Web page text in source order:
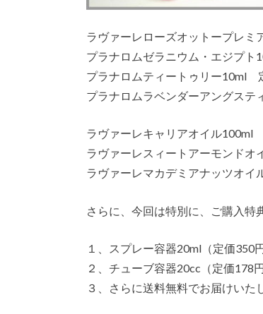
ラヴァーレローズオットープレミ
プラナロムゼラニウム・エジプ
プラナロムティートゥリー10ml
プラナロムラベンダーアングス
ラヴァーレキャリアオイル100ml
ラヴァーレスィートアーモンド
ラヴァーレマカデミアナッツオ
さらに、今回は特別に、ご購入特
１、スプレー容器20ml（定価350
２、チューブ容器20cc（定価178
３、さらに送料無料でお届けいた